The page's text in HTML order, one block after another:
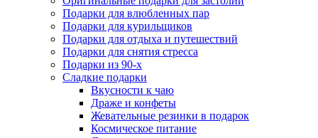
Подарки для влюбленных пар
Подарки для курильщиков
Подарки для отдыха и путешествий
Подарки для снятия стресса
Подарки из 90-х
Сладкие подарки
Вкусности к чаю
Драже и конфеты
Жевательные резинки в подарок
Космическое питание